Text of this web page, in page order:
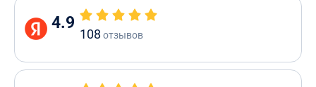
4.9
108 отзывов